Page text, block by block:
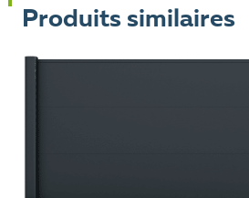
Produits similaires